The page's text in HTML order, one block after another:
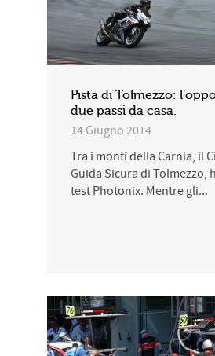
Pista di Tolmezzo:
due passi da casa.
14 Giugno 2014
Tra i monti della Carnia, il
Guida Sicura di Tolmezzo,
test Photonix. Mentre gli...